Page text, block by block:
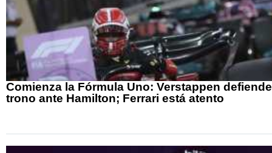
Comienza la Fórmula Uno: Verstappen defiende
trono ante Hamilton; Ferrari está atento